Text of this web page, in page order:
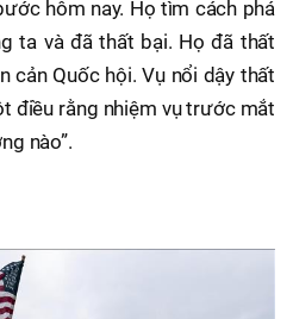
hôm nay. Họ tìm cách phá
ta và đã thất bại. Họ đã thất
cản Quốc hội. Vụ nổi dậy thất
điều rằng nhiệm vụ trước mắt
nào”.